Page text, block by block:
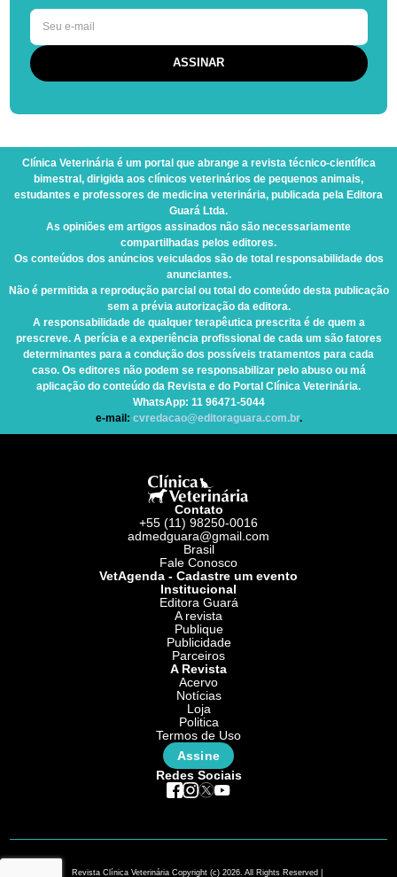
Clínica Veterinária é um portal que abrange a revista técnico-científica
bimestral, dirigida aos clínicos veterinários de pequenos animais,
estudantes e professores de medicina veterinária, publicada pela Editora
Guará Ltda.
As opiniões em artigos assinados não são necessariamente
compartilhadas pelos editores.
Os conteúdos dos anúncios veiculados são de total responsabilidade dos
anunciantes.
Não é permitida a reprodução parcial ou total do conteúdo desta publicação
sem a prévia autorização da editora.
A responsabilidade de qualquer terapêutica prescrita é de quem a
prescreve. A perícia e a experiência profissional de cada um são fatores
determinantes para a condução dos possíveis tratamentos para cada
caso. Os editores não podem se responsabilizar pelo abuso ou má
aplicação do conteúdo da Revista e do Portal Clínica Veterinária.
WhatsApp: 11 96471-5044
e-mail: cvredacao@editoraguara.com.br.
Contato
+55 (11) 98250-0016
admedguara@gmail.com
Brasil
Fale Conosco
VetAgenda - Cadastre um evento
Institucional
Editora Guará
A revista
Publique
Publicidade
Parceiros
A Revista
Acervo
Notícias
Loja
Politica
Termos de Uso
Assine
Redes Sociais
Revista Clínica Veterinária Copyright (c) 2026. All Rights Reserved |